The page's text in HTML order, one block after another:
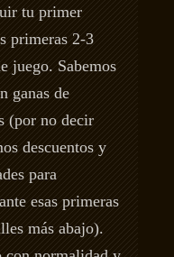
tu primer
primeras 2-3
juego. Sabemos
ganas de
(por no decir
descuentos y
para
esas primeras
más abajo).